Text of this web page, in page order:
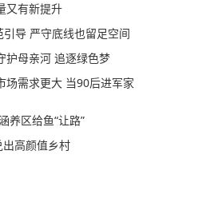
又有新提升
引导 严守底线也留足空间
护母亲河 追逐绿色梦
场需求更大 当90后进军家
养区给鱼“让路”
出高颜值乡村